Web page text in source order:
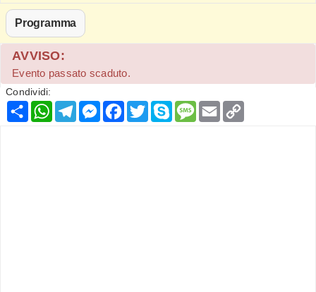
Programma
AVVISO:
Evento passato scaduto.
Condividi:
Condividi
WhatsApp
Telegram
Messenger
Facebook
TwitterSkypeMessage
Email